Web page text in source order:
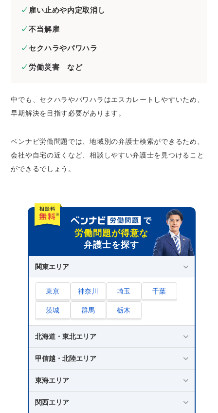
雇い止めや内定取消し
不当解雇
セクハラやパワハラ
労働災害 など
中でも、セクハラやパワハラはエスカレートしやすいため、
早期解決を目指す必要があります。
ベンナビ労働問題では、地域別の弁護士検索ができるため、
会社や自宅の近くなど、相談しやすい弁護士を見つけること
ができるでしょう。
労働問題が得意な
弁護士を探す
関東エリア
東京 神奈川 埼玉 千葉
茨城 群馬 栃木
北海道・東北エリア
甲信越・北陸エリア
東海エリア
関西エリア